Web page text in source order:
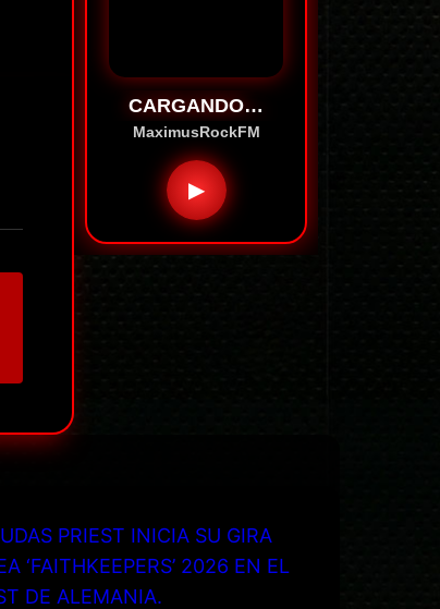
CARGANDO…
MaximusRockFM
▶
PRIEST INICIA SU GIRA
‘FAITHKEEPERS’ 2026 EN EL
DE ALEMANIA.